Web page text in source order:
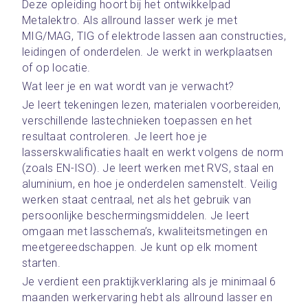
Deze opleiding hoort bij het ontwikkelpad
Metalektro. Als allround lasser werk je met
MIG/MAG, TIG of elektrode lassen aan constructies,
leidingen of onderdelen. Je werkt in werkplaatsen
of op locatie.
Wat leer je en wat wordt van je verwacht?
Je leert tekeningen lezen, materialen voorbereiden,
verschillende lastechnieken toepassen en het
resultaat controleren. Je leert hoe je
lasserskwalificaties haalt en werkt volgens de norm
(zoals EN-ISO). Je leert werken met RVS, staal en
aluminium, en hoe je onderdelen samenstelt. Veilig
werken staat centraal, net als het gebruik van
persoonlijke beschermingsmiddelen. Je leert
omgaan met lasschema’s, kwaliteitsmetingen en
meetgereedschappen. Je kunt op elk moment
starten.
Je verdient een praktijkverklaring als je minimaal 6
maanden werkervaring hebt als allround lasser en